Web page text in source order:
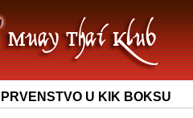
U KIK BOKSU